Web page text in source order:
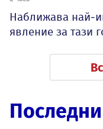
Наближава най-
явление за тази
Последни